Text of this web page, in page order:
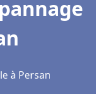
à Persan